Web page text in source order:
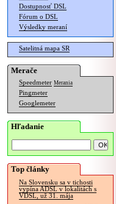
Dostupnosť DSL
Fórum o DSL
Výsledky meraní
Satelitná mapa SR
Merače
Speedmeter Merania
Pingmeter
Googlemeter
Hľadanie
Top články
Na Slovensku sa v tichosti
vypína ADSL v lokalitách s
VDSL, už 31. mája